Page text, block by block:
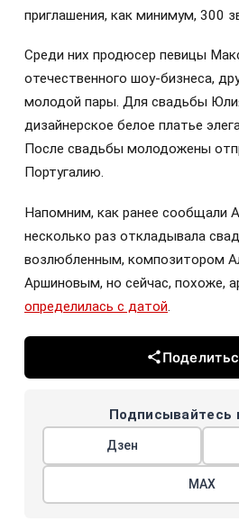
приглашения, как минимум, 300
Среди них продюсер певицы
отечественного шоу-бизнеса,
молодой пары. Для свадьбы
дизайнерское белое платье
После свадьбы молодожены
Португалию.
Напомним, как ранее сообщали
несколько раз откладывала
возлюбленным, композитором
Аршиновым, но сейчас, похоже,
определилась с датой.
Подписывайтесь
Дзен
МАХ